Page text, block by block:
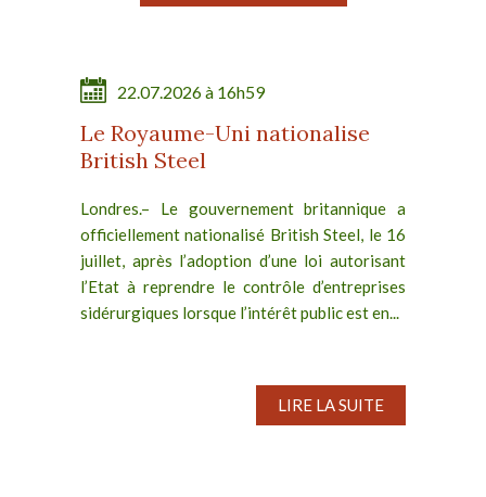
22.07.2026 à 16h59
Le Royaume-Uni nationalise
British Steel
Londres.– Le gouvernement britannique a
officiellement nationalisé British Steel, le 16
juillet, après l’adoption d’une loi autorisant
l’Etat à reprendre le contrôle d’entreprises
sidérurgiques lorsque l’intérêt public est en...
LIRE LA SUITE